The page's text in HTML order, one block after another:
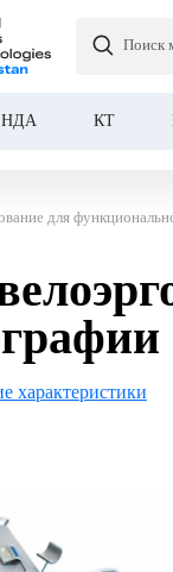
Поиск
НДА КТ
для
характеристики